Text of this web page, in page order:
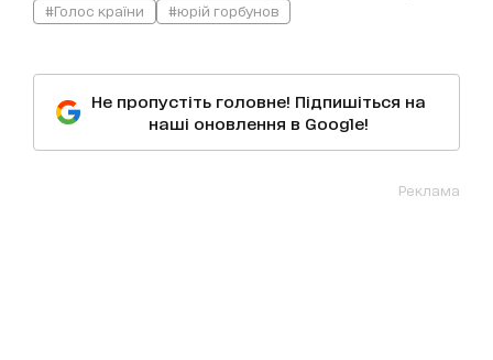
#Голос країни
#юрій горбунов
Не пропустіть головне! Підпишіться на
наші оновлення в Google!
Реклама